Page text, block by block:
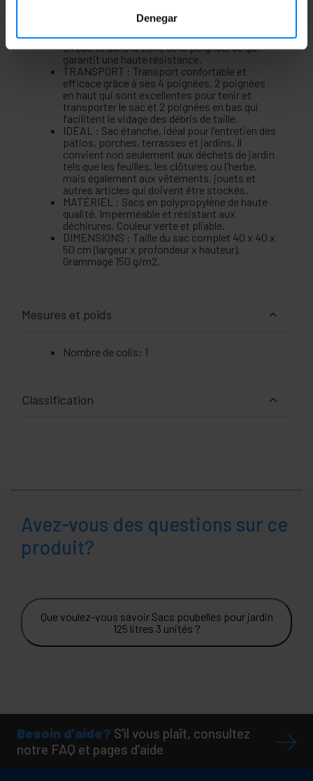
Denegar
Caractéristiques du produit:
CONCEPTION: Comprend une double couture
en bas et dans la zone de la poignée, ce qui
garantit une haute résistance.
TRANSPORT : Transport confortable et
efficace grâce à ses 4 poignées. 2 poignées
en haut qui sont excellentes pour tenir et
transporter le sac et 2 poignées en bas qui
facilitent le vidage des débris de taille.
IDÉAL : Sac étanche, idéal pour l'entretien des
patios, porches, terrasses et jardins. Il
convient non seulement aux déchets de jardin
tels que les feuilles, les clôtures ou l'herbe,
mais également aux vêtements, jouets et
autres articles qui doivent être stockés.
MATÉRIEL : Sacs en polypropylène de haute
qualité. Imperméable et résistant aux
déchirures. Couleur verte et pliable.
DIMENSIONS : Taille du sac complet 40 x 40 x
50 cm (largeur x profondeur x hauteur).
Grammage 150 g/m2.
Mesures et poids
Nombre de colis: 1
Classification
Avez-vous des questions sur ce
produit?
Que voulez-vous savoir Sacs poubelles pour jardin
125 litres 3 unités ?
Besoin d'aide? S'il vous plaît, consultez
notre FAQ et pages d'aide